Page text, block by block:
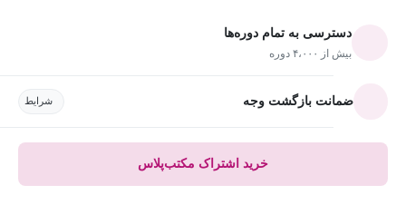
دسترسی به تمام دوره‌ها
بیش از ۴،۰۰۰ دوره
ضمانت بازگشت وجه شرایط
خرید اشتراک مکتب‌پلاس